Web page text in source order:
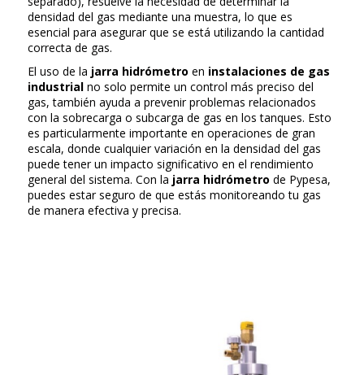
densidad del gas mediante una muestra, lo que es
esencial para asegurar que se está utilizando la cantidad
correcta de gas.
El uso de la jarra hidrómetro en instalaciones de gas
industrial no solo permite un control más preciso del
gas, también ayuda a prevenir problemas relacionados
con la sobrecarga o subcarga de gas en los tanques. Esto
es particularmente importante en operaciones de gran
escala, donde cualquier variación en la densidad del gas
puede tener un impacto significativo en el rendimiento
general del sistema. Con la jarra hidrómetro de Pypesa,
puedes estar seguro de que estás monitoreando tu gas
de manera efectiva y precisa.